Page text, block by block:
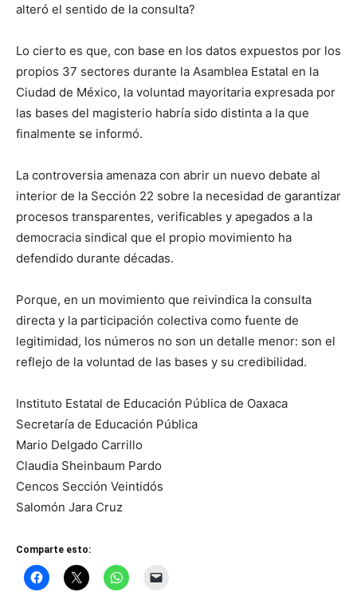
alteró el sentido de la consulta?
Lo cierto es que, con base en los datos expuestos por los
propios 37 sectores durante la Asamblea Estatal en la
Ciudad de México, la voluntad mayoritaria expresada por
las bases del magisterio habría sido distinta a la que
finalmente se informó.
La controversia amenaza con abrir un nuevo debate al
interior de la Sección 22 sobre la necesidad de garantizar
procesos transparentes, verificables y apegados a la
democracia sindical que el propio movimiento ha
defendido durante décadas.
Porque, en un movimiento que reivindica la consulta
directa y la participación colectiva como fuente de
legitimidad, los números no son un detalle menor: son el
reflejo de la voluntad de las bases y su credibilidad.
Instituto Estatal de Educación Pública de Oaxaca
Secretaría de Educación Pública
Mario Delgado Carrillo
Claudia Sheinbaum Pardo
Cencos Sección Veintidós
Salomón Jara Cruz
Comparte esto: